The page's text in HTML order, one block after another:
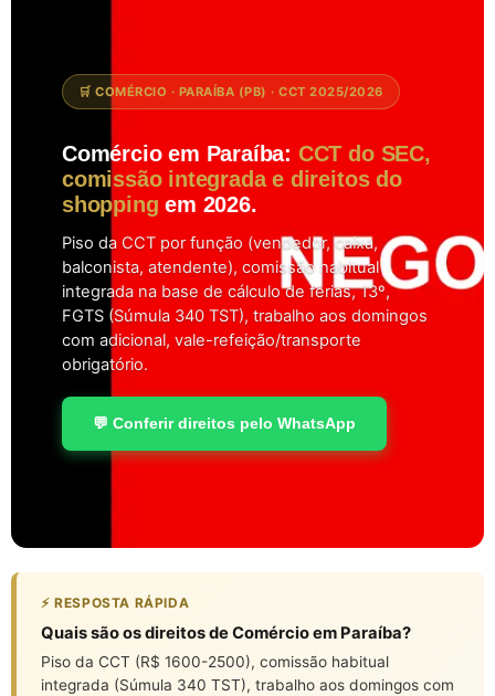
🛒 COMÉRCIO · PARAÍBA (PB) · CCT 2025/2026
Comércio em Paraíba: CCT do SEC,
comissão integrada e direitos do
shopping em 2026.
Piso da CCT por função (vendedor, caixa,
balconista, atendente), comissão habitual
integrada na base de cálculo de férias, 13º,
FGTS (Súmula 340 TST), trabalho aos domingos
com adicional, vale-refeição/transporte
obrigatório.
💬 Conferir direitos pelo WhatsApp
⚡ RESPOSTA RÁPIDA
Quais são os direitos de Comércio em Paraíba?
Piso da CCT (R$ 1600-2500), comissão habitual
integrada (Súmula 340 TST), trabalho aos domingos com